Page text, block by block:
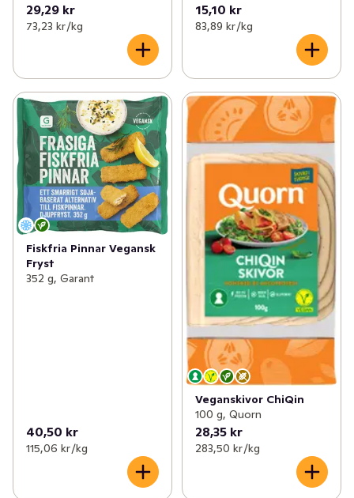
29,29 kr
73,23 kr /kg
15,10 kr
83,89 kr /kg
Fiskfria Pinnar Vegansk
Fryst
352 g, Garant
40,50 kr
115,06 kr /kg
Veganskivor ChiQin
100 g, Quorn
28,35 kr
283,50 kr /kg